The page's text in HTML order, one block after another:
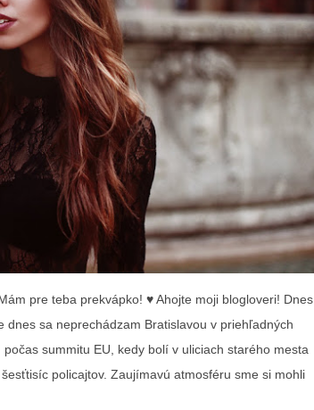
pre teba prekvápko! ♥ Ahojte moji blogloveri! Dnes
dnes sa neprechádzam Bratislavou v priehľadných
summitu EU, kedy bolí v uliciach starého mesta
policajtov. Zaujímavú atmosféru sme si mohli